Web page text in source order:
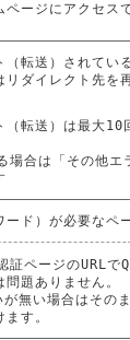
ページにアクセス
（転送）されてい
リダイレクト先を
（転送）は最大10
場合は「その他
ード）が必要なペ
ページのURLで
題ありません。
が無い場合はその
す。